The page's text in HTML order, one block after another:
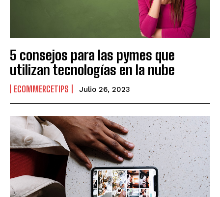
5 consejos para las pymes que
utilizan tecnologías en la nube
ECOMMERCETIPS Julio 26, 2023